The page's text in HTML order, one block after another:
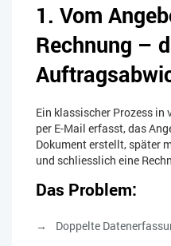
1. Vom
Rechnung –
Ein klassischer Prozess in
per E-Mail erfasst, das
Dokument erstellt, später
und schliesslich eine
Das Problem:
Doppelte